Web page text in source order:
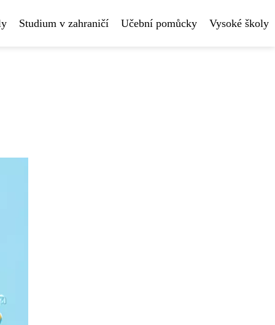
Studium v zahraničí Učební pomůcky Vysoké školy